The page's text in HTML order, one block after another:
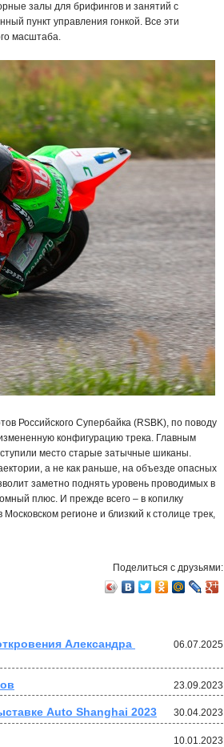
залы для брифингов и занятий с
пункт управления гонкой. Все эти
масштаба.
Российского Супербайка (RSBK), по поводу
конфигурацию трека. Главным
место старые затычные шиканы.
а не как раньше, на объезде опасных
заметно поднять уровень проводимых в
плюс. И прежде всего – в копилку
регионе и близкий к столице трек,
Поделиться с друзьями:
06.07.2025
Александра
23.09.2023
30.04.2023
Auto Shanghai 2023
10.01.2023